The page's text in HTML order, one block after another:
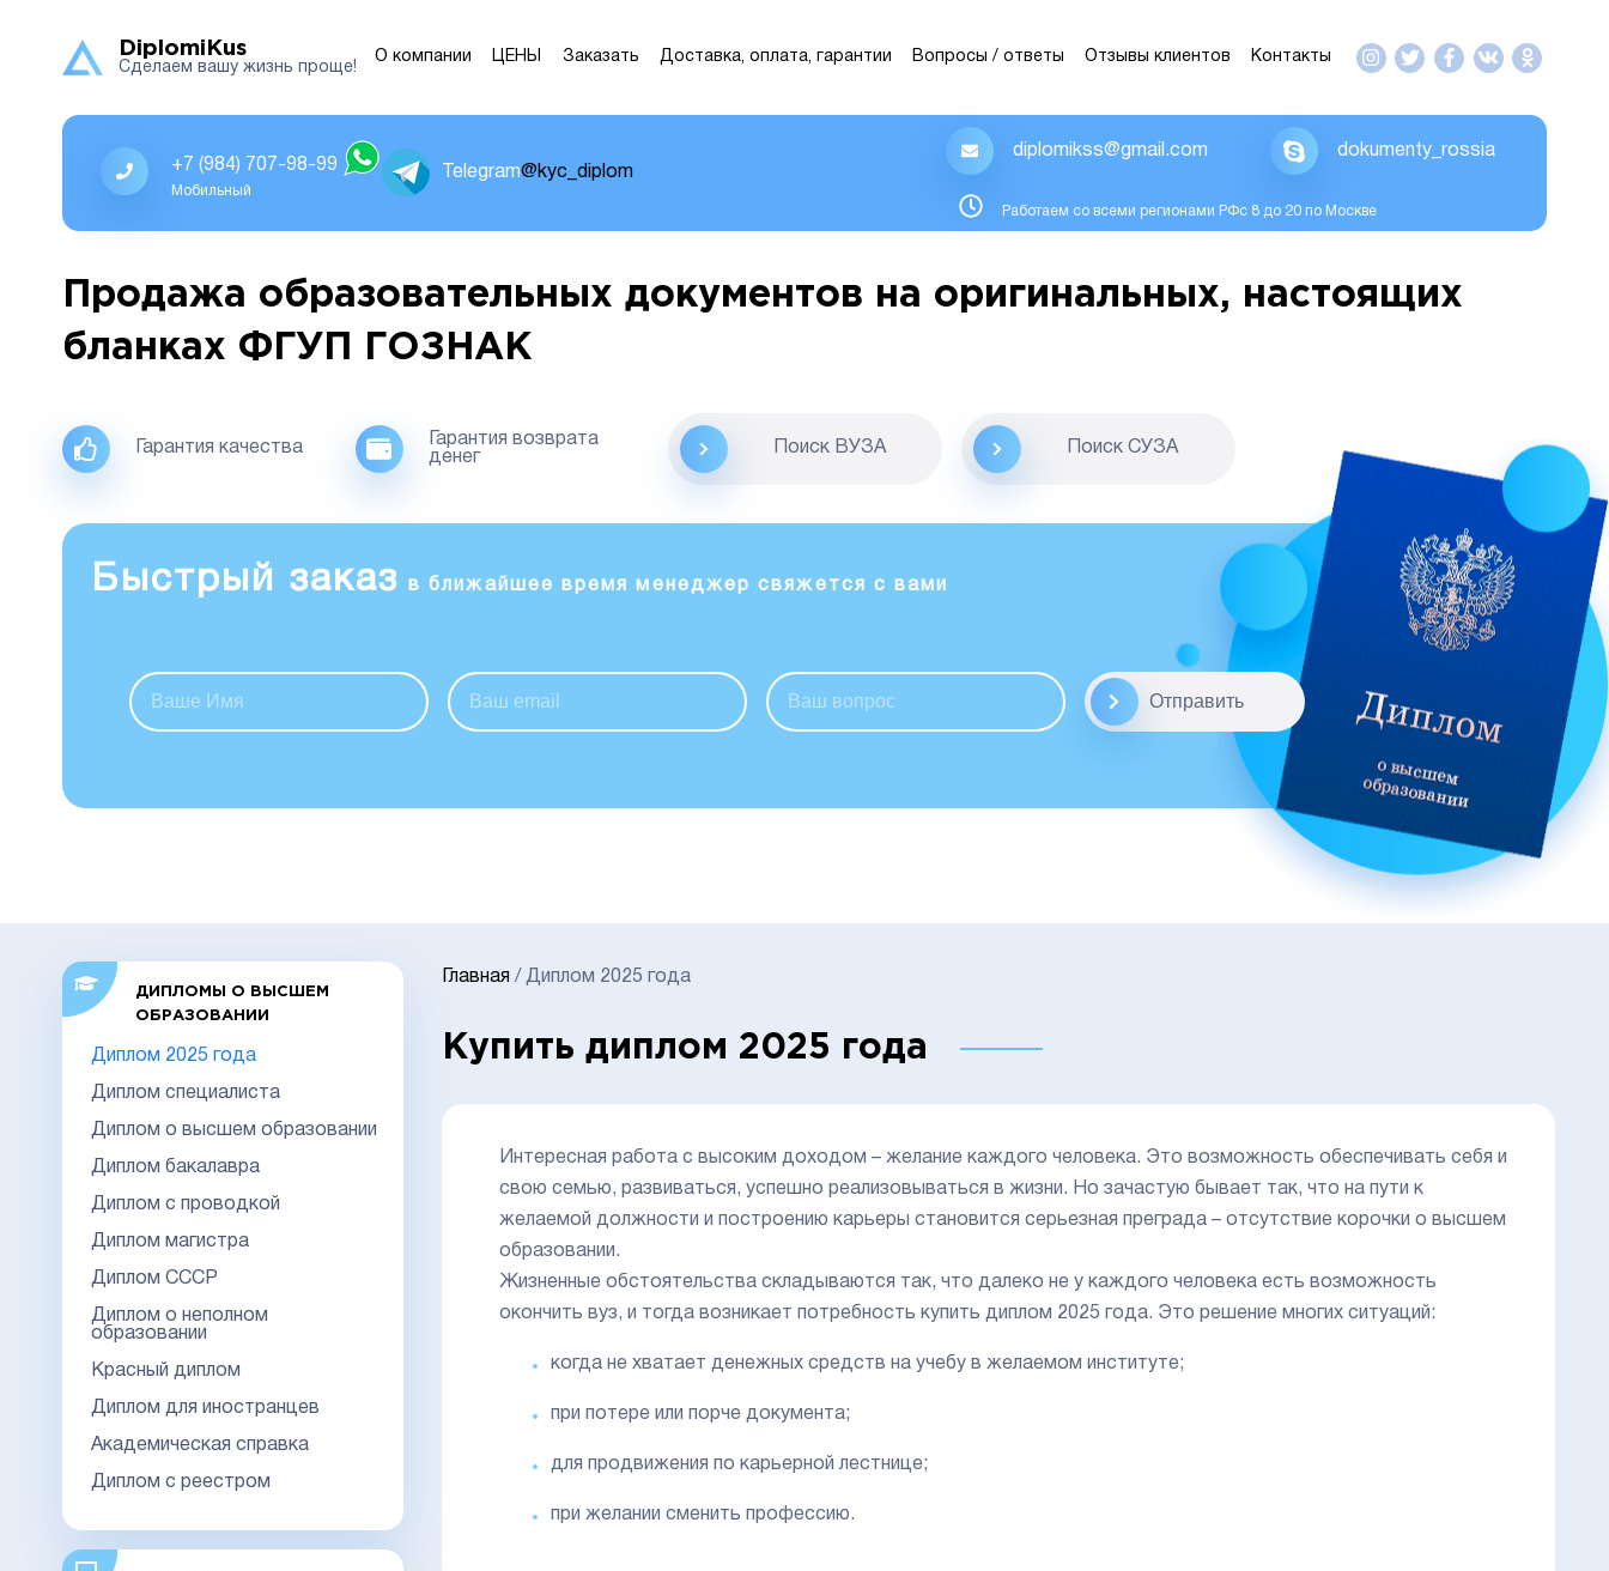
DiplomiKus
Сделаем вашу жизнь проще!
О компании ЦЕНЫ Заказать Доставка, оплата, гарантии Вопросы / ответы Отзывы клиентов Контакты
+7 (984) 707-98-99
Мобильный
Telegram@kyc_diplom
diplomikss@gmail.com dokumenty_rossia
Работаем со всеми регионами РФс 8 до 20 по Москве
Продажа образовательных документов на оригинальных, настоящих
бланках ФГУП ГОЗНАК
Гарантия качества
Гарантия возврата
денег
Поиск ВУЗА Поиск CУЗА
Быстрый заказ в ближайшее время менеджер свяжется с вами
Отправить
ДИПЛОМЫ О ВЫСШЕМ
ОБРАЗОВАНИИ
Диплом 2025 года
Диплом специалиста
Диплом о высшем образовании
Диплом бакалавра
Диплом с проводкой
Диплом магистра
Диплом СССР
Диплом о неполном
образовании
Красный диплом
Диплом для иностранцев
Академическая справка
Диплом с реестром
Главная /Диплом 2025 года
Купить диплом 2025 года
Интересная работа с высоким доходом – желание каждого человека. Это возможность обеспечивать себя и
свою семью, развиваться, успешно реализовываться в жизни. Но зачастую бывает так, что на пути к
желаемой должности и построению карьеры становится серьезная преграда – отсутствие корочки о высшем
образовании.
Жизненные обстоятельства складываются так, что далеко не у каждого человека есть возможность
окончить вуз, и тогда возникает потребность купить диплом 2025 года. Это решение многих ситуаций:
когда не хватает денежных средств на учебу в желаемом институте;
при потере или порче документа;
для продвижения по карьерной лестнице;
при желании сменить профессию.